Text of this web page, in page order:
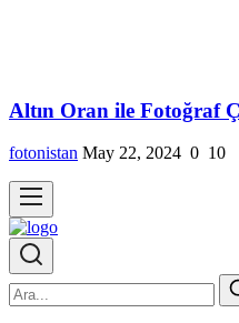
Altın Oran ile Fotoğraf
fotonistan May 22, 2024 0 10